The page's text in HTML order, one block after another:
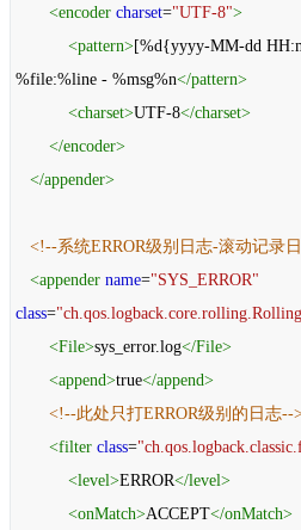
<encoder charset="UTF-8">
<pattern>[%d{yyyy-MM-dd
%file:%line - %msg%n</pattern>
<charset>UTF-8</charset>
</encoder>
</appender>
<!--系统ERROR级别日志-滚动记录
<appender name="SYS_ERROR"
class=
<File>sys_error.log</File>
<append>true</append>
<!--此处只打ERROR级别的日志--
<filter class=
<level>ERROR</level>
<onMatch>ACCEPT</onMatch>